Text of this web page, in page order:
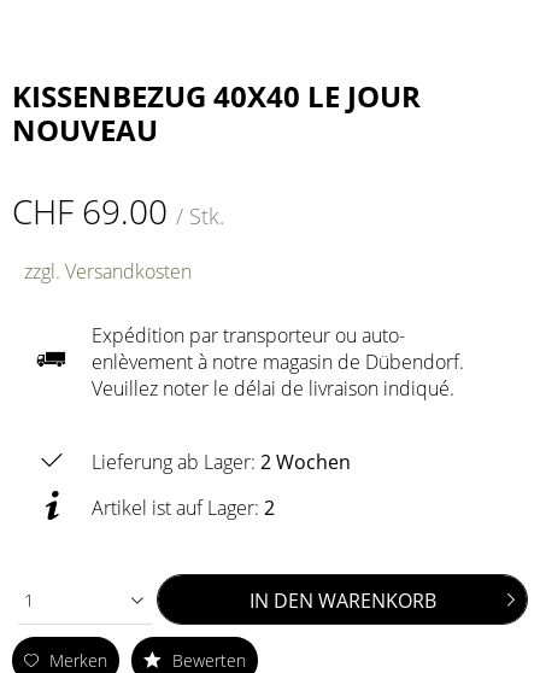
KISSENBEZUG 40X40 LE JOUR
NOUVEAU
CHF 69.00 / Stk.
zzgl. Versandkosten
Expédition par transporteur ou auto-
enlèvement à notre magasin de Dübendorf.
Veuillez noter le délai de livraison indiqué.
Lieferung ab Lager: 2 Wochen
Artikel ist auf Lager: 2
1 IN DEN WARENKORB
Merken Bewerten